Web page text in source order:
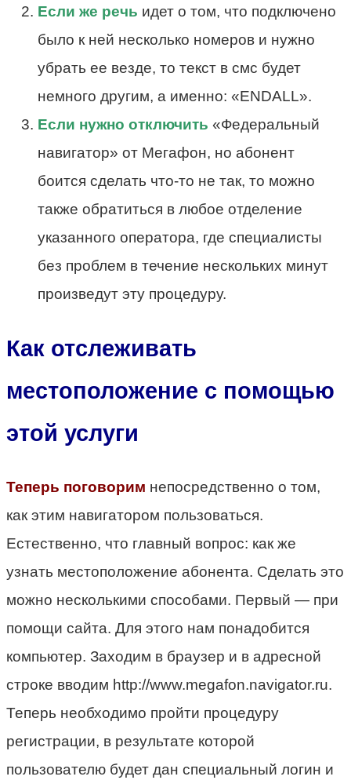
Если же речь идет о том, что подключено
было к ней несколько номеров и нужно
убрать ее везде, то текст в смс будет
немного другим, а именно: «ENDALL».
Если нужно отключить «Федеральный
навигатор» от Мегафон, но абонент
боится сделать что-то не так, то можно
также обратиться в любое отделение
указанного оператора, где специалисты
без проблем в течение нескольких минут
произведут эту процедуру.
Как отслеживать
местоположение с помощью
этой услуги
Теперь поговорим непосредственно о том,
как этим навигатором пользоваться.
Естественно, что главный вопрос: как же
узнать местоположение абонента. Сделать это
можно несколькими способами. Первый — при
помощи сайта. Для этого нам понадобится
компьютер. Заходим в браузер и в адресной
строке вводим http://www.megafon.navigator.ru.
Теперь необходимо пройти процедуру
регистрации, в результате которой
пользователю будет дан специальный логин и